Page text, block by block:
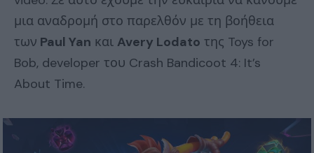
μια αναδρομή στο παρελθόν με τη βοήθεια
των Paul Yan και Avery Lodato της Toys for
Bob, developer του Crash Bandicoot 4: It’s
About Time.